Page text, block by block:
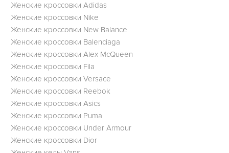
Женские кроссовки Adidas
Женские кроссовки Nike
Женские кроссовки New Balance
Женские кроссовки Balenciaga
Женские кроссовки Alex McQueen
Женские кроссовки Fila
Женские кроссовки Versace
Женские кроссовки Reebok
Женские кроссовки Asics
Женские кроссовки Puma
Женские кроссовки Under Armour
Женские кроссовки Dior